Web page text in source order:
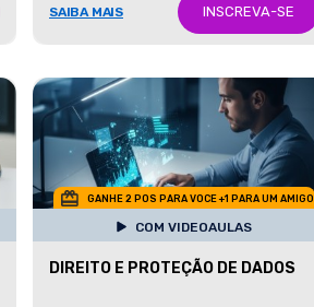
SAIBA MAIS INSCREVA-SE
GANHE 2 POS PARA VOCE +1 PARA UM AMIGO
COM VIDEOAULAS
DIREITO E PROTEÇÃO DE DADOS